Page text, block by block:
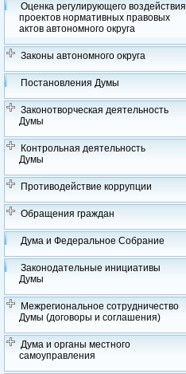
Оценка регулирующего воздействия
проектов нормативных правовых
актов автономного округа
Законы автономного округа
Постановления Думы
Законотворческая деятельность
Думы
Контрольная деятельность
Думы
Противодействие коррупции
Обращения граждан
Дума и Федеральное Собрание
Законодательные инициативы
Думы
Межрегиональное сотрудничество
Думы (договоры и соглашения)
Дума и органы местного
самоуправления
Заседания Думы